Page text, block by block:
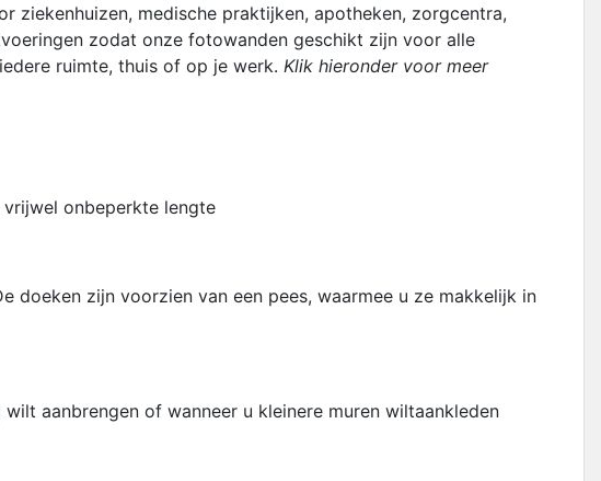
ziekenhuizen, medische praktijken, apotheken, zorgcentra,
zodat onze fotowanden geschikt zijn voor alle
ruimte, thuis of op je werk. Klik hieronder voor meer
onbeperkte lengte
zijn voorzien van een pees, waarmee u ze makkelijk in
aanbrengen of wanneer u kleinere muren wiltaankleden